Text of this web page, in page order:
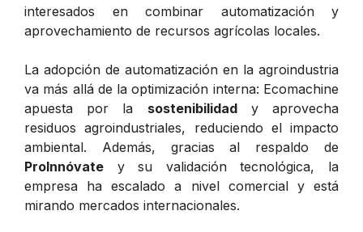
interesados en combinar automatización y
aprovechamiento de recursos agrícolas locales.
La adopción de automatización en la agroindustria
va más allá de la optimización interna: Ecomachine
apuesta por la sostenibilidady aprovecha
residuos agroindustriales, reduciendo el impacto
ambiental. Además, gracias al respaldo de
ProInnóvate y su validación tecnológica, la
empresa ha escalado a nivel comercial y está
mirando mercados internacionales.